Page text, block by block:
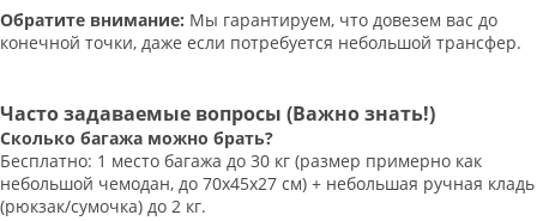
Обратите внимание: Мы гарантируем, что довезем вас до
конечной точки, даже если потребуется небольшой трансфер.
Часто задаваемые вопросы (Важно знать!)
Сколько багажа можно брать?
Бесплатно: 1 место багажа до 30 кг (размер примерно как
небольшой чемодан, до 70х45х27 см) + небольшая ручная кладь
(рюкзак/сумочка) до 2 кг.